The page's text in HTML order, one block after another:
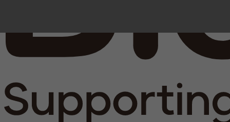
Доставчици sgalinski
Време на
Време на